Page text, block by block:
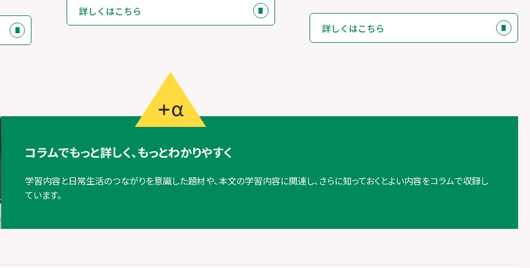
詳しくはこちら
詳しくはこちら
コラムでもっと詳しく、もっとわかりやすく
学習内容と日常生活のつながりを意識した題材や、本文の学習内容に関連し、さらに知っておくとよい内容をコラムで収録し
ています。